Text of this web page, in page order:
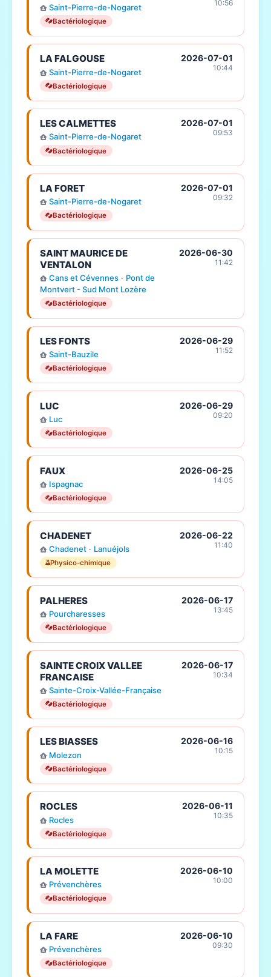
Saint-Pierre-de-Nogaret
Bactériologique
10:56
LA FALGOUSE
Saint-Pierre-de-Nogaret
Bactériologique
2026-07-01
10:44
LES CALMETTES
Saint-Pierre-de-Nogaret
Bactériologique
2026-07-01
09:53
LA FORET
Saint-Pierre-de-Nogaret
Bactériologique
2026-07-01
09:32
SAINT MAURICE DE
VENTALON
Cans et Cévennes· Pont de
Montvert - Sud Mont Lozère
Bactériologique
2026-06-30
11:42
LES FONTS
Saint-Bauzile
Bactériologique
2026-06-29
11:52
LUC
Luc
Bactériologique
2026-06-29
09:20
FAUX
Ispagnac
Bactériologique
2026-06-25
14:05
CHADENET
Chadenet· Lanuéjols
Physico-chimique
2026-06-22
11:40
PALHERES
Pourcharesses
Bactériologique
2026-06-17
13:45
SAINTE CROIX VALLEE
FRANCAISE
Sainte-Croix-Vallée-Française
Bactériologique
2026-06-17
10:34
LES BIASSES
Molezon
Bactériologique
2026-06-16
10:15
ROCLES
Rocles
Bactériologique
2026-06-11
10:35
LA MOLETTE
Prévenchères
Bactériologique
2026-06-10
10:00
LA FARE
Prévenchères
Bactériologique
2026-06-10
09:30